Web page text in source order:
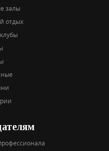
залы
отдых